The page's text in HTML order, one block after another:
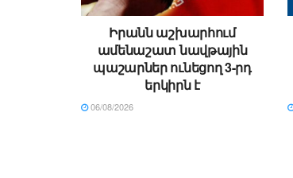
Իրանն աշխարհում
ամենաշատ նավթային
պաշարներ ունեցող 3-րդ
երկիրն է
06/08/2026